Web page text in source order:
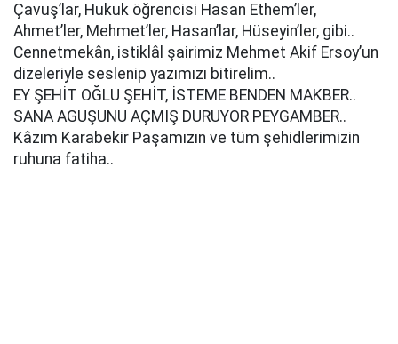
Çavuş’lar, Hukuk öğrencisi Hasan Ethem’ler,
Ahmet’ler, Mehmet’ler, Hasan’lar, Hüseyin’ler, gibi..
Cennetmekân, istiklâl şairimiz Mehmet Akif Ersoy’un
dizeleriyle seslenip yazımızı bitirelim..
EY ŞEHİT OĞLU ŞEHİT, İSTEME BENDEN MAKBER..
SANA AGUŞUNU AÇMIŞ DURUYOR PEYGAMBER..
Kâzım Karabekir Paşamızın ve tüm şehidlerimizin
ruhuna fatiha..